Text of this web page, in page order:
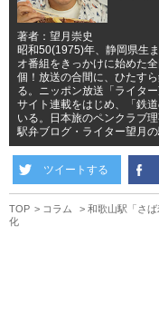
著者：望月崇史
昭和50(1975)年、静岡県生
オ番組をきっかけに始めた
個！放送の合間に、ひたす
る。ニッポン放送「ライタ
サイト連載をはじめ、「鉄
いる。日本旅のペンクラブ理
駅弁ブログ・ライター望月
ツイートする
TOP コラム
和歌山駅「さ
化